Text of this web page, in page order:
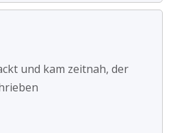
und kam zeitnah, der